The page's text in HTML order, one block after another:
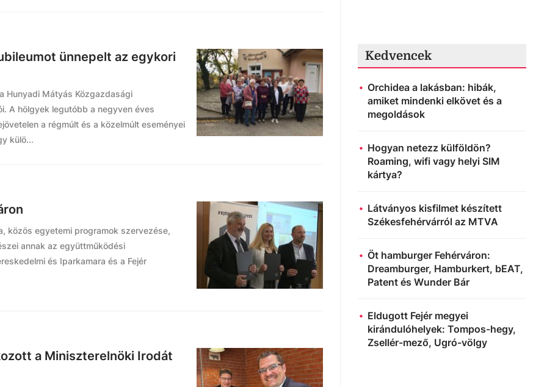
ünnepelt az egykori
Hunyadi Mátyás Közgazdasági
A hölgyek legutóbb a negyven éves
a régmúlt és a közelmúlt eseményei
külö...
közös egyetemi programok szervezése,
annak az együttműködési
és Iparkamara és a Fejér
a Miniszterelnöki Irodát
Kedvencek
Orchidea a lakásban: hibák,
amiket mindenki elkövet és a
megoldások
Hogyan netezz külföldön?
Roaming, wifi vagy helyi SIM
kártya?
Látványos kisfilmet készített
Székesfehérvárról az MTVA
Öt hamburger Fehérváron:
Dreamburger, Hamburkert, bEAT,
Patent és Wunder Bár
Eldugott Fejér megyei
kirándulóhelyek: Tompos-hegy,
Zsellér-mező, Ugró-völgy